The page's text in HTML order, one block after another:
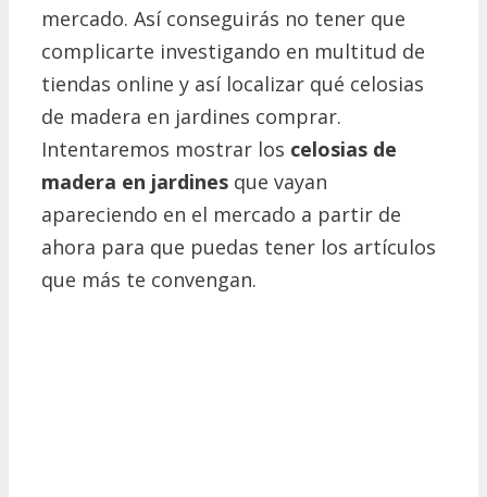
mercado. Así conseguirás no tener que
complicarte investigando en multitud de
tiendas online y así localizar qué celosias
de madera en jardines comprar.
Intentaremos mostrar los celosias de
madera en jardines que vayan
apareciendo en el mercado a partir de
ahora para que puedas tener los artículos
que más te convengan.